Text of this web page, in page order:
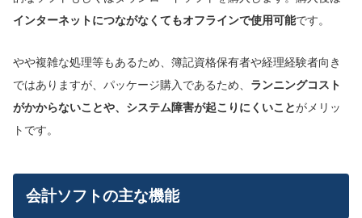
インターネットにつながなくてもオフラインで使用可能です。
やや複雑な処理等もあるため、簿記資格保有者や経理経験者向き
ではありますが、パッケージ購入であるため、 ランニングコスト
がかからないことや、システム障害が起こりにくいことがメリッ
トです。
会計ソフトの主な機能